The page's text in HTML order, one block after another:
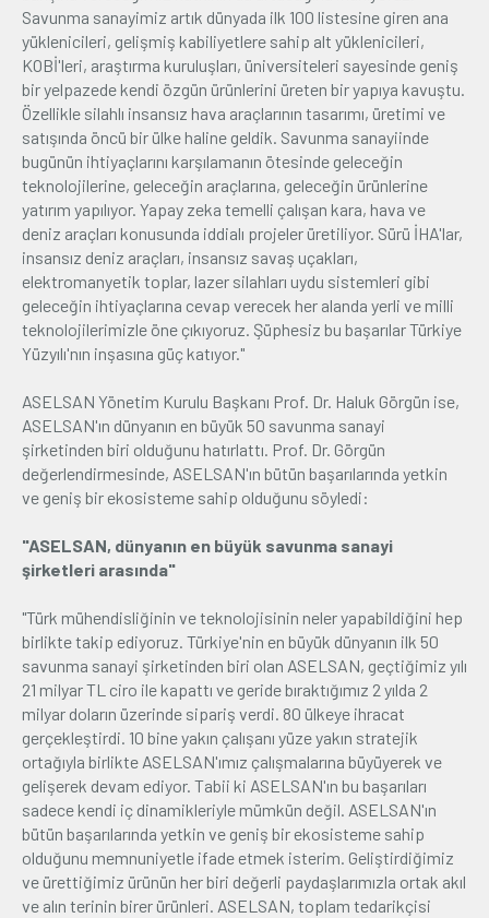
Savunma sanayimiz artık dünyada ilk 100 listesine giren ana
yüklenicileri, gelişmiş kabiliyetlere sahip alt yüklenicileri,
KOBİ'leri, araştırma kuruluşları, üniversiteleri sayesinde geniş
bir yelpazede kendi özgün ürünlerini üreten bir yapıya kavuştu.
Özellikle silahlı insansız hava araçlarının tasarımı, üretimi ve
satışında öncü bir ülke haline geldik. Savunma sanayiinde
bugünün ihtiyaçlarını karşılamanın ötesinde geleceğin
teknolojilerine, geleceğin araçlarına, geleceğin ürünlerine
yatırım yapılıyor. Yapay zeka temelli çalışan kara, hava ve
deniz araçları konusunda iddialı projeler üretiliyor. Sürü İHA'lar,
insansız deniz araçları, insansız savaş uçakları,
elektromanyetik toplar, lazer silahları uydu sistemleri gibi
geleceğin ihtiyaçlarına cevap verecek her alanda yerli ve milli
teknolojilerimizle öne çıkıyoruz. Şüphesiz bu başarılar Türkiye
Yüzyılı'nın inşasına güç katıyor."
ASELSAN Yönetim Kurulu Başkanı Prof. Dr. Haluk Görgün ise,
ASELSAN'ın dünyanın en büyük 50 savunma sanayi
şirketinden biri olduğunu hatırlattı. Prof. Dr. Görgün
değerlendirmesinde, ASELSAN'ın bütün başarılarında yetkin
ve geniş bir ekosisteme sahip olduğunu söyledi:
"ASELSAN, dünyanın en büyük savunma sanayi
şirketleri arasında"
"Türk mühendisliğinin ve teknolojisinin neler yapabildiğini hep
birlikte takip ediyoruz. Türkiye'nin en büyük dünyanın ilk 50
savunma sanayi şirketinden biri olan ASELSAN, geçtiğimiz yılı
21 milyar TL ciro ile kapattı ve geride bıraktığımız 2 yılda 2
milyar doların üzerinde sipariş verdi. 80 ülkeye ihracat
gerçekleştirdi. 10 bine yakın çalışanı yüze yakın stratejik
ortağıyla birlikte ASELSAN'ımız çalışmalarına büyüyerek ve
gelişerek devam ediyor. Tabii ki ASELSAN'ın bu başarıları
sadece kendi iç dinamikleriyle mümkün değil. ASELSAN'ın
bütün başarılarında yetkin ve geniş bir ekosisteme sahip
olduğunu memnuniyetle ifade etmek isterim. Geliştirdiğimiz
ve ürettiğimiz ürünün her biri değerli paydaşlarımızla ortak akıl
ve alın terinin birer ürünleri. ASELSAN, toplam tedarikçisi